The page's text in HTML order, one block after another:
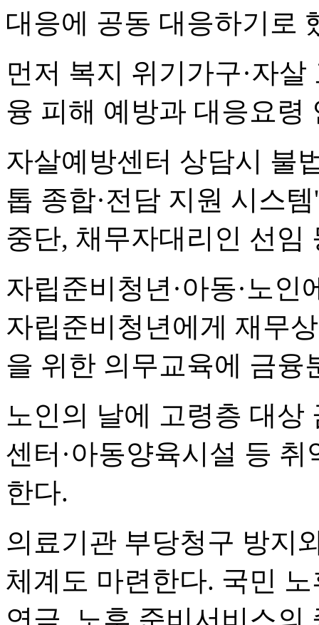
대응에 공동 대응하기로
먼저 복지 위기가구·자
융 피해 예방과 대응요령
자살예방센터 상담시 불
톱 종합·전담 지원 시스
중단, 채무자대리인 선임
자립준비청년·아동·노
자립준비청년에게 재무
을 위한 의무교육에 금융
노인의 날에 고령층 대
센터·아동양육시설 등
한다.
의료기관 부당청구 방지
체계도 마련한다. 국민